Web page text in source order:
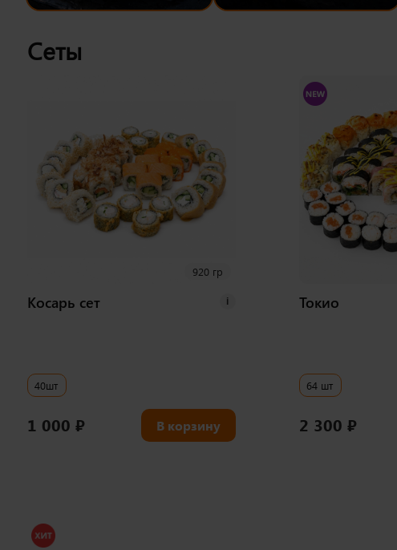
Сеты
920 гр
Косарь сет i
40шт
1 000 ₽ В корзину
Токио
64 шт
2 300 ₽